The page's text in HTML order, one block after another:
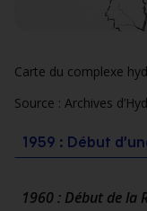
Carte du complexe
Source : Archives
1959 : Début
1960 : Début de la